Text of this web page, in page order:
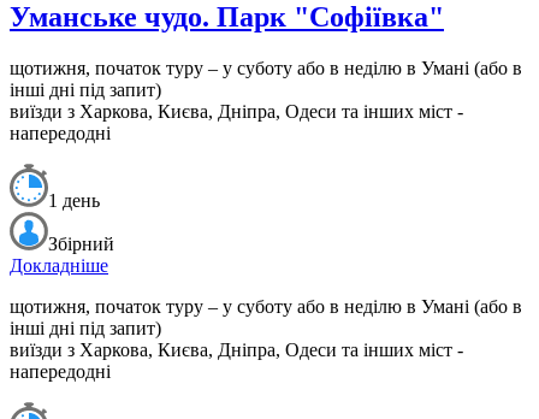
Уманське чудо. Парк "Софіївка"
щотижня, початок туру – у суботу або в неділю в Умані (або в
інші дні під запит)
виїзди з Харкова, Києва, Дніпра, Одеси та інших міст -
напередодні
1 день
Збірний
Докладніше
щотижня, початок туру – у суботу або в неділю в Умані (або в
інші дні під запит)
виїзди з Харкова, Києва, Дніпра, Одеси та інших міст -
напередодні